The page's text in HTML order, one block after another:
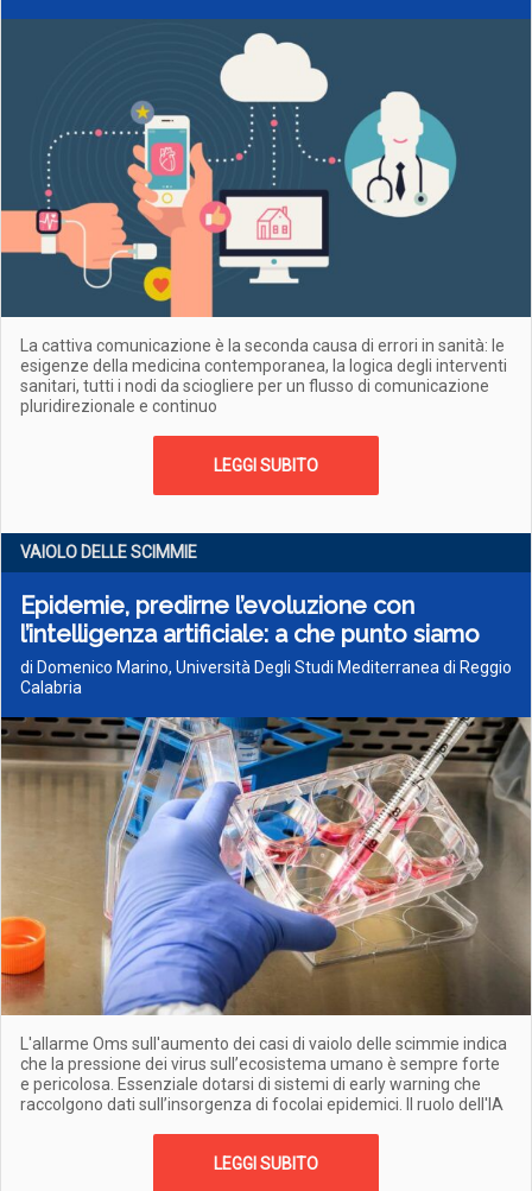
La cattiva comunicazione è la seconda causa di errori in sanità: le
esigenze della medicina contemporanea, la logica degli interventi
sanitari, tutti i nodi da sciogliere per un flusso di comunicazione
pluridirezionale e continuo
LEGGI SUBITO
VAIOLO DELLE SCIMMIE
Epidemie, predirne l’evoluzione con
l’intelligenza artificiale: a che punto siamo
di Domenico Marino, Università Degli Studi Mediterranea di Reggio
Calabria
L'allarme Oms sull'aumento dei casi di vaiolo delle scimmie indica
che la pressione dei virus sull’ecosistema umano è sempre forte
e pericolosa. Essenziale dotarsi di sistemi di early warning che
raccolgono dati sull’insorgenza di focolai epidemici. Il ruolo dell'IA
LEGGI SUBITO